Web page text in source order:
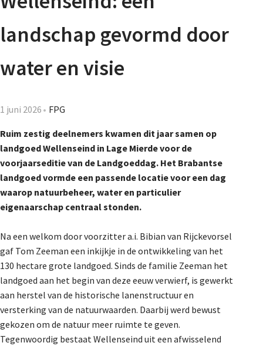
landschap gevormd door
water en visie
1 juni 2026 FPG
Ruim zestig deelnemers kwamen dit jaar samen op
landgoed Wellenseind in Lage Mierde voor de
voorjaarseditie van de Landgoeddag. Het Brabantse
landgoed vormde een passende locatie voor een dag
waarop natuurbeheer, water en particulier
eigenaarschap centraal stonden.
Na een welkom door voorzitter a.i. Bibian van Rijckevorsel
gaf Tom Zeeman een inkijkje in de ontwikkeling van het
130 hectare grote landgoed. Sinds de familie Zeeman het
landgoed aan het begin van deze eeuw verwierf, is gewerkt
aan herstel van de historische lanenstructuur en
versterking van de natuurwaarden. Daarbij werd bewust
gekozen om de natuur meer ruimte te geven.
Tegenwoordig bestaat Wellenseind uit een afwisselend
Dossiers
Contact